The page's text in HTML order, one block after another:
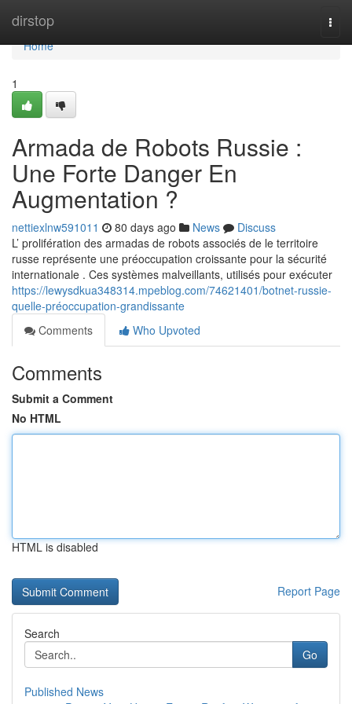
dirstop
Home
Home
1
Armada de Robots Russie :
Une Forte Danger En
Augmentation ?
nettiexlnw591011 80 days ago News
Discuss
L’ prolifération des armadas de robots associés de le territoire
russe représente une préoccupation croissante pour la sécurité
internationale . Ces systèmes malveillants, utilisés pour exécuter
https://lewysdkua348314.mpeblog.com/74621401/botnet-russie-
quelle-préoccupation-grandissante
Comments
Who Upvoted
Comments
Submit a Comment
No HTML
HTML is disabled
Report Page
Search
Go
Published News